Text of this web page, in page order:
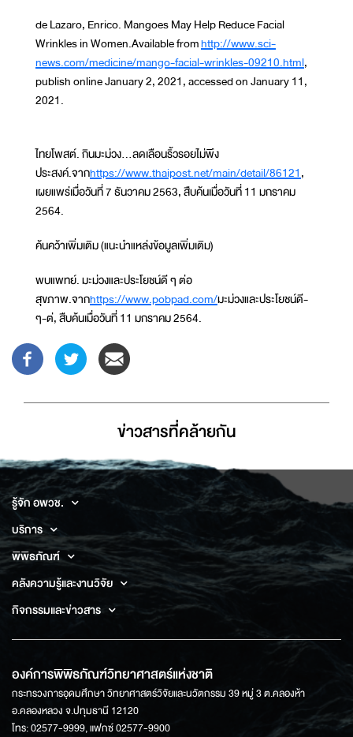
de Lazaro, Enrico. Mangoes May Help Reduce Facial
Wrinkles in Women.Available fromhttp://www.sci-
news.com/medicine/mango-facial-wrinkles-09210.html,
publish online January 2, 2021, accessed on January 11,
2021.
ไทยโพสต์. กินมะม่วง...ลดเลือนริ้วรอยไม่พึง
ประสงค์.จากhttps://www.thaipost.net/main/detail/86121,
เผยแพร่เมื่อวันที่ 7 ธันวาคม 2563, สืบค้นเมื่อวันที่ 11 มกราคม
2564.
ค้นคว้าเพิ่มเติม (แนะนำแหล่งข้อมูลเพิ่มเติม)
พบแพทย์. มะม่วงและประโยชน์ดี ๆ ต่อ
สุขภาพ.จากhttps://www.pobpad.com/มะม่วงและประโยชน์ดี-
ๆ-ต่, สืบค้นเมื่อวันที่ 11 มกราคม 2564.
ข่าวสารที่่คล้ายกัน
รู้จัก อพวช.
บริการ
พิพิธภัณฑ์
คลังความรู้และงานวิจัย
กิจกรรมและข่าวสาร
องค์การพิพิธภัณฑ์วิทยาศาสตร์แห่งชาติ
กระทรวงการอุดมศึกษา วิทยาศาสตร์วิจัยและนวัตกรรม 39 หมู่ 3 ต.คลองห้า
อ.คลองหลวง จ.ปทุมธานี 12120
โทร: 02577-9999, แฟกซ์ 02577-9900